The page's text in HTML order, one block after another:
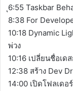
6:55 Taskbar
8:38 For
10:18 Dynamic
พ่วง
10:16 เปลี่ยนชื่อเ
12:38 สร้าง Dev
14:00 เปิดโฟลเด